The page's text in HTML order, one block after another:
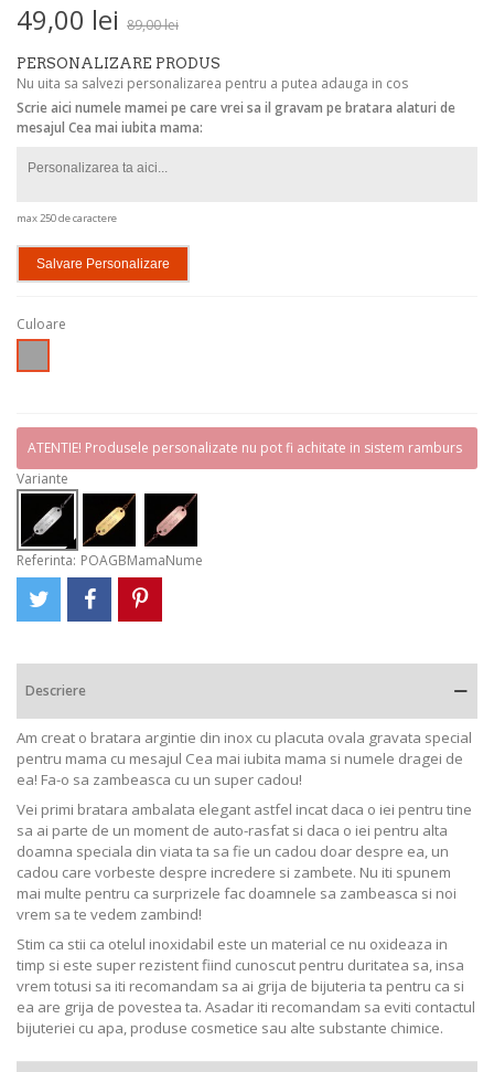
49,00 lei 89,00 lei
PERSONALIZARE PRODUS
Nu uita sa salvezi personalizarea pentru a putea adauga in cos
Scrie aici numele mamei pe care vrei sa il gravam pe bratara alaturi de
mesajul Cea mai iubita mama:
max 250 de caractere
Salvare Personalizare
Culoare
ATENTIE! Produsele personalizate nu pot fi achitate in sistem ramburs
Variante
Referinta: POAGBMamaNume
Descriere
Am creat o bratara argintie din inox cu placuta ovala gravata special
pentru mama cu mesajul Cea mai iubita mama si numele dragei de
ea! Fa-o sa zambeasca cu un super cadou!
Vei primi bratara ambalata elegant astfel incat daca o iei pentru tine
sa ai parte de un moment de auto-rasfat si daca o iei pentru alta
doamna speciala din viata ta sa fie un cadou doar despre ea, un
cadou care vorbeste despre incredere si zambete. Nu iti spunem
mai multe pentru ca surprizele fac doamnele sa zambeasca si noi
vrem sa te vedem zambind!
Stim ca stii ca otelul inoxidabil este un material ce nu oxideaza in
timp si este super rezistent fiind cunoscut pentru duritatea sa, insa
vrem totusi sa iti recomandam sa ai grija de bijuteria ta pentru ca si
ea are grija de povestea ta. Asadar iti recomandam sa eviti contactul
bijuteriei cu apa, produse cosmetice sau alte substante chimice.